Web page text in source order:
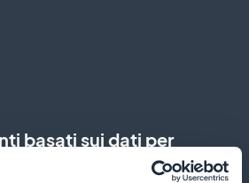
basati sui dati per